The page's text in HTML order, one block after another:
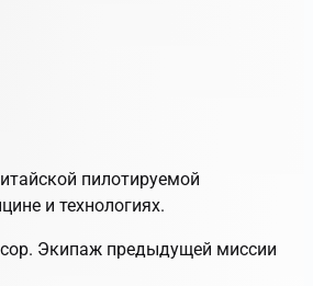
пилотируемой
и технологиях.
Экипаж предыдущей миссии